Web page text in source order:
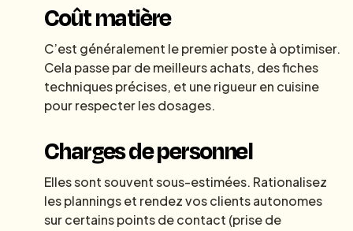
Coût matière
C’est généralement le premier poste à optimiser.
Cela passe par de meilleurs achats, des fiches
techniques précises, et une rigueur en cuisine
pour respecter les dosages.
Charges de personnel
Elles sont souvent sous-estimées. Rationalisez
les plannings et rendez vos clients autonomes
sur certains points de contact (prise de